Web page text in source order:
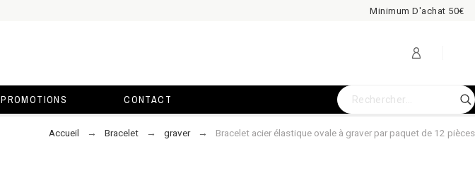
Minimum D'achat 50€
PROMOTIONS CONTACT
Accueil Bracelet graver Bracelet acier élastique ovale à graver par paquet de 12 pièces